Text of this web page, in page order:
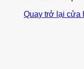
Quay trở lại cửa